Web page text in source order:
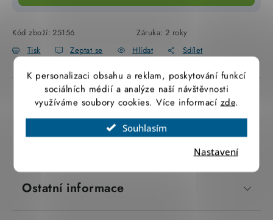
K personalizaci obsahu a reklam, poskytování funkcí
sociálních médií a analýze naší návštěvnosti
využíváme soubory cookies. Více informacízde.
Souhlasím
Nastavení
NÁŘADÍ
VÝPRODEJ
Položky bez zařazené kategorie dle výrobců
VÁNOCE
OSVĚTLENÍ
Kód zboží: 25156 Záruka: 2 roky
Tisk
Zeptat se Hlídat Sdílet
Popis produktu
Ostatní informace